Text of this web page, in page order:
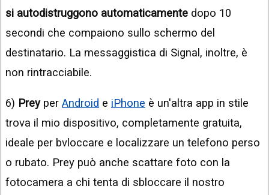
si autodistruggono automaticamente dopo 10
secondi che compaiono sullo schermo del
destinatario. La messaggistica di Signal, inoltre, è
non rintracciabile.
6) Preyper Android e iPhone è un'altra app in stile
trova il mio dispositivo, completamente gratuita,
ideale per bvloccare e localizzare un telefono perso
o rubato. Prey può anche scattare foto con la
fotocamera a chi tenta di sbloccare il nostro